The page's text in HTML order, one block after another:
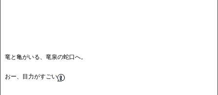
竜と亀がいる、竜泉の蛇口へ。
おー、目力がすごい